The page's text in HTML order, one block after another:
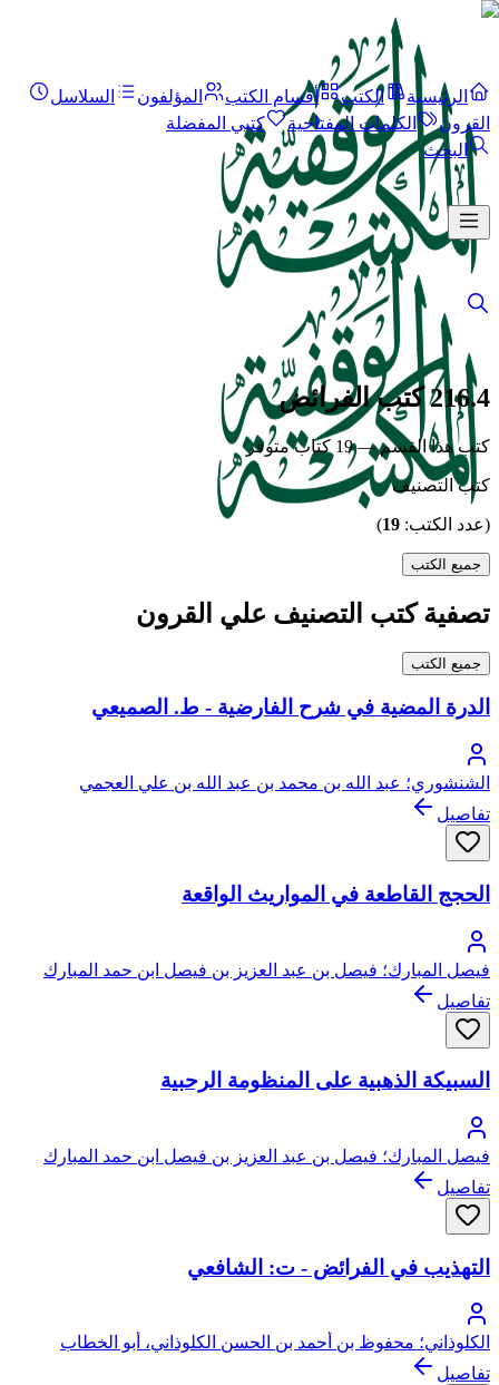
الرئيسية الكتب أقسام الكتب المؤلفون
السلاسل
القرون
الكلمات المفتاحية
كتبي المفضلة
البحث
216.4 كتب الفرائض
كتب هذا القسم — 19 كتاب متوفر
كتب التصنيف
(عدد الكتب: 19
)
جميع الكتب
تصفية كتب التصنيف علي القرون
جميع الكتب
الدرة المضية في شرح الفارضية - ط. الصميعي
الشنشوري؛ عبد الله بن محمد بن عبد الله بن علي العجمي
الشنشوري
تفاصيل
الحجج القاطعة في المواريث الواقعة
فيصل المبارك؛ فيصل بن عبد العزيز بن فيصل ابن حمد المبارك
الحريملي النجدي
تفاصيل
السبيكة الذهبية على المنظومة الرحبية
فيصل المبارك؛ فيصل بن عبد العزيز بن فيصل ابن حمد المبارك
الحريملي النجدي
تفاصيل
التهذيب في الفرائض - ت: الشافعي
الكلوذاني؛ محفوظ بن أحمد بن الحسن الكلوذاني، أبو الخطاب
تفاصيل